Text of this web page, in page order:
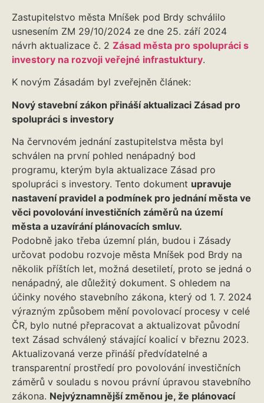
Zastupitelstvo města Mníšek pod Brdy schválilo
usnesením ZM 29/10/2024 ze dne 25. září 2024
návrh aktualizace č. 2 Zásad města pro spolupráci s
investory na rozvoji veřejné infrastuktury.
K novým Zásadám byl zveřejněn článek:
Nový stavební zákon přináší aktualizaci Zásad pro
spolupráci s investory
Na červnovém jednání zastupitelstva města byl
schválen na první pohled nenápadný bod
programu, kterým byla aktualizace Zásad pro
spolupráci s investory. Tento dokument upravuje
nastavení pravidel a podmínek pro jednání města ve
věci povolování investičních záměrů na území
města a uzavírání plánovacích smluv.
Podobně jako třeba územní plán, budou i Zásady
určovat podobu rozvoje města Mníšek pod Brdy na
několik příštích let, možná desetiletí, proto se jedná o
nenápadný, ale důležitý dokument. S ohledem na
účinky nového stavebního zákona, který od 1. 7. 2024
výrazným způsobem mění povolovací procesy v celé
ČR, bylo nutné přepracovat a aktualizovat původní
text Zásad schválený stávající koalicí v březnu 2023.
Aktualizovaná verze přináší předvídatelné a
transparentní prostředí pro povolování investičních
záměrů v souladu s novou právní úpravou stavebního
zákona. Nejvýznamnější změnou je, že plánovací